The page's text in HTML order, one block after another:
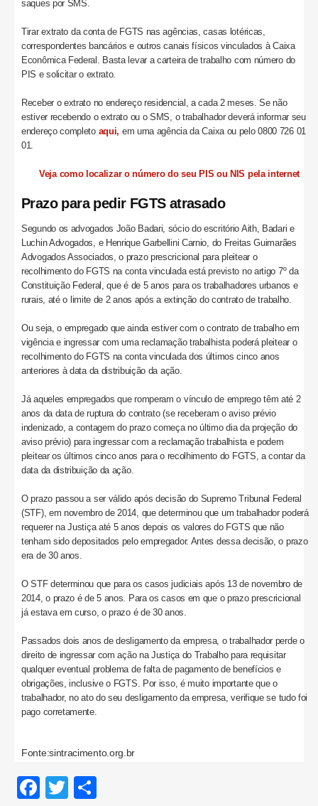
saques por SMS.
Tirar extrato da conta de FGTS nas agências, casas lotéricas,
correspondentes bancários e outros canais físicos vinculados à Caixa
Econômica Federal. Basta levar a carteira de trabalho com número do
PIS e solicitar o extrato.
Receber o extrato no endereço residencial, a cada 2 meses. Se não
estiver recebendo o extrato ou o SMS, o trabalhador deverá informar seu
endereço completo aqui, em uma agência da Caixa ou pelo 0800 726 01
01.
Veja como localizar o número do seu PIS ou NIS pela internet
Prazo para pedir FGTS atrasado
Segundo os advogados João Badari, sócio do escritório Aith, Badari e
Luchin Advogados, e Henrique Garbellini Carnio, do Freitas Guimarães
Advogados Associados, o prazo prescricional para pleitear o
recolhimento do FGTS na conta vinculada está previsto no artigo 7º da
Constituição Federal, que é de 5 anos para os trabalhadores urbanos e
rurais, até o limite de 2 anos após a extinção do contrato de trabalho.
Ou seja, o empregado que ainda estiver com o contrato de trabalho em
vigência e ingressar com uma reclamação trabalhista poderá pleitear o
recolhimento do FGTS na conta vinculada dos últimos cinco anos
anteriores à data da distribuição da ação.
Já aqueles empregados que romperam o vínculo de emprego têm até 2
anos da data de ruptura do contrato (se receberam o aviso prévio
indenizado, a contagem do prazo começa no último dia da projeção do
aviso prévio) para ingressar com a reclamação trabalhista e podem
pleitear os últimos cinco anos para o recolhimento do FGTS, a contar da
data da distribuição da ação.
O prazo passou a ser válido após decisão do Supremo Tribunal Federal
(STF), em novembro de 2014, que determinou que um trabalhador poderá
requerer na Justiça até 5 anos depois os valores do FGTS que não
tenham sido depositados pelo empregador. Antes dessa decisão, o prazo
era de 30 anos.
O STF determinou que para os casos judiciais após 13 de novembro de
2014, o prazo é de 5 anos. Para os casos em que o prazo prescricional
já estava em curso, o prazo é de 30 anos.
Passados dois anos de desligamento da empresa, o trabalhador perde o
direito de ingressar com ação na Justiça do Trabalho para requisitar
qualquer eventual problema de falta de pagamento de benefícios e
obrigações, inclusive o FGTS. Por isso, é muito importante que o
trabalhador, no ato do seu desligamento da empresa, verifique se tudo foi
pago corretamente.
Fonte:sintracimento.org.br
F T